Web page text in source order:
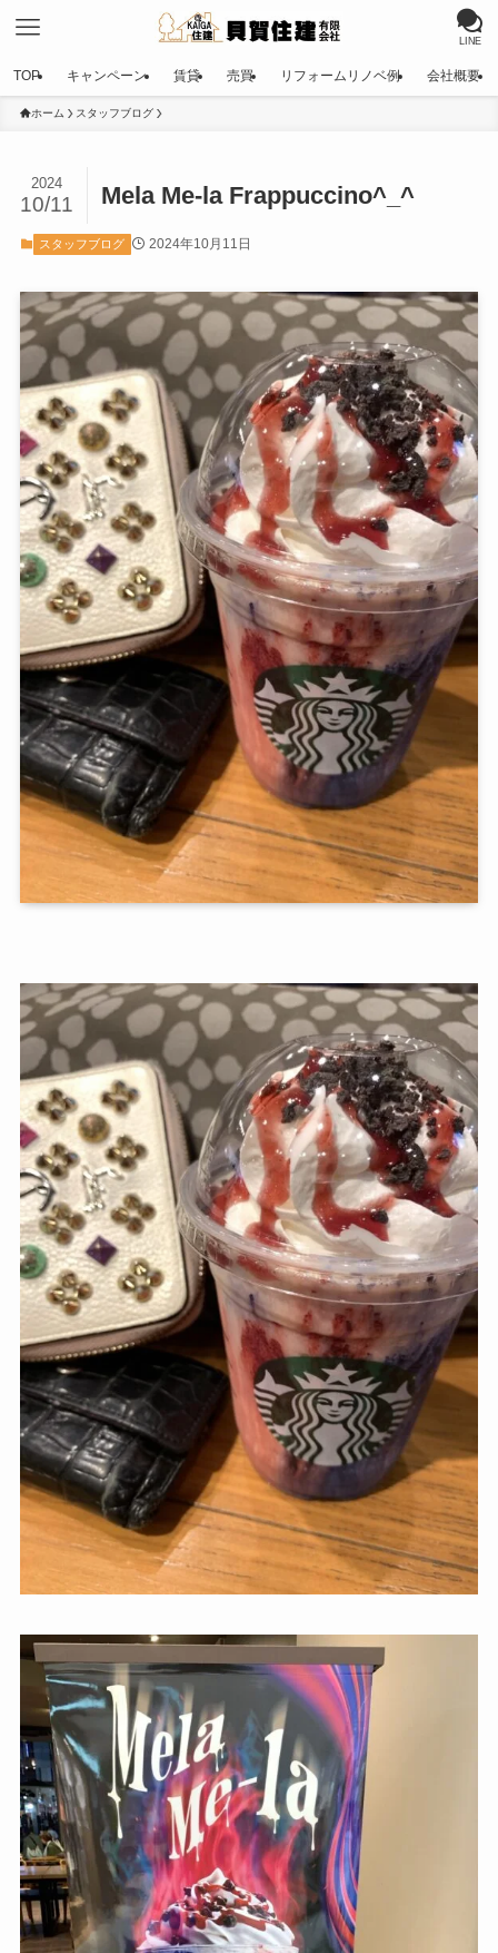
LINE
TOP キャンペーン 賃貸 売買 リフォームリノベ例 会社概要
ホーム スタッフブログ
Mela Me-la Frappuccino^_^
2024
10/11
スタッフブログ 2024年10月11日